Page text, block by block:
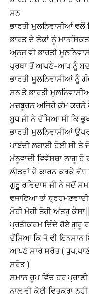
ਸਨ
ਭਾਰਤੀ ਮੁਲਨਿਵਾਸੀਆਂ ਵਲੋਂ
ਭਾਰਤ ਦੇ ਲੋਕਾਂ ਨੂੰ
ਅ੍ਨਜ ਵੀ ਭਾਰਤੀ
ਪ੍ਰਥਾ ਤੋਂ ਆਪਣੇ-ਆਪ ਨੂੰ
ਭਾਰਤੀ ਮੂਲਨਿਵਾਸੀਆਂ
ਸਨ ਤੇ ਭਾਰਤੀ
ਮਜ਼ਬੂਰਨ ਅਜਿਹੇ ਕੰਮ ਕਰਨੇ
ਬੂਧ ਜੀ ਨੇ ਦੱਸਿਆ ਸੀ ਕਿ
ਭਾਰਤੀ ਮੁਲਨਿਵਾਸੀਆਂ
ਪਾਬੰਦੀ ਲਗਾਈ ਹੋਈ ਸੀ ਤੇ
ਮੰਨੂਵਾਦੀ ਵਿਵੱਸਥਾ ਲਾਗੂ ਹੋ
ਲੀਡਰਾਂ ਦੇ ਕਾਰਨ ਕਰਕੇ ਵੱਧ
ਗੁਰੂੁ ਰਵਿਦਾਸ ਜੀ ਨੇ ਜਦੋਂ
ਵਜਾਇਆ ਤਾਂ
ਮੋਹੀ ਮੋਹੀ ਤੋਹੀ ਅੰਤਰੁ
ਪ੍ਰਤੀਕਰਮ ਦਿੰਦੇ ਹੋਏ ਗੁਰੂ
ਦੱਸਿਆ ਕਿ ਜੋ ਵੀ
ਆਪਣੇ ਸਾਰੇ ਸਰੋਤ (
ਸਰੋਤ )
ਸਮਾਨ ਰੂਪ ਵਿੱਚ ਹਰ
ਨਾਲ ਵੀ ਕੋਈ ਵਿਤਕਰਾ